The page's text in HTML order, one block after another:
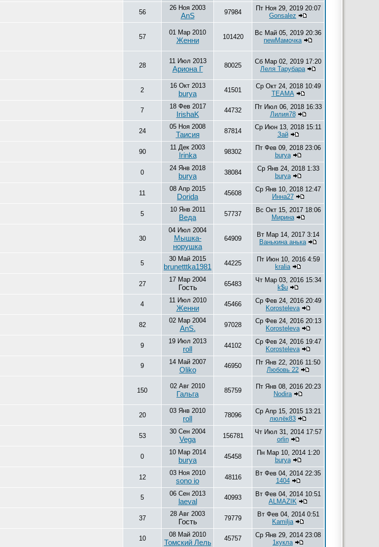
56
26 Ноя 2003
AnS 97984
Пт Ноя 29, 2019 20:07
Gonsalez
57
01 Мар 2010
Женни 101420
Вс Май 05, 2019 20:36
newМамочка
28
11 Июл 2013
Ариона Г 80025
Сб Мар 02, 2019 17:20
Леля Тарубара
2
16 Окт 2013
burya 41501
Ср Окт 24, 2018 10:49
ТЕАМА
7
18 Фев 2017
IrishaK 44732
Пт Июл 06, 2018 16:33
Лилия78
24
05 Ноя 2008
Таисия 87814
Ср Июн 13, 2018 15:11
Зай
90
11 Дек 2003
Irinka 98302
Пт Фев 09, 2018 23:06
burya
0
24 Янв 2018
burya 38084
Ср Янв 24, 2018 1:33
burya
11
08 Апр 2015
Dorida 45608
Ср Янв 10, 2018 12:47
Инна27
5
10 Янв 2011
Веда 57737
Вс Окт 15, 2017 18:06
Мирина
30
04 Июл 2004
Мышка-
норушка
64909
Вт Мар 14, 2017 3:14
Ванькина анька
5
30 Май 2015
brunetttka1981 44225
Пт Июн 10, 2016 4:59
kralia
27
17 Мар 2004
Гость 65483
Чт Мар 03, 2016 15:34
k$u
4
11 Июл 2010
Женни 45466
Ср Фев 24, 2016 20:49
Korosteleva
82
02 Мар 2004
AnS. 97028
Ср Фев 24, 2016 20:13
Korosteleva
9
19 Июл 2013
roll 44102
Ср Фев 24, 2016 19:47
Korosteleva
9
14 Май 2007
Oliko 46950
Пт Янв 22, 2016 11:50
Любовь 22
150
02 Авг 2010
Гальга 85759
Пт Янв 08, 2016 20:23
Nodira
20
03 Янв 2010
roll 78096
Ср Апр 15, 2015 13:21
люлёк83
53
30 Сен 2004
Vega 156781
Чт Июл 31, 2014 17:57
orlin
0
10 Мар 2014
burya 45458
Пн Мар 10, 2014 1:20
burya
12
03 Ноя 2010
sono io 48116
Вт Фев 04, 2014 22:35
1404
5
06 Сен 2013
laeval 40993
Вт Фев 04, 2014 10:51
ALMAZIK
37
28 Авг 2003
Гость 79779
Вт Фев 04, 2014 0:51
Kamilja
10
08 Май 2010
Томский Лель 45757
Ср Янв 29, 2014 23:08
1кукла